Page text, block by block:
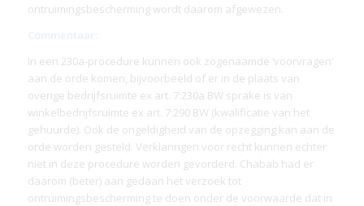
ontruimingsbescherming wordt daarom afgewezen.
Commentaar:
In een 230a-procedure kunnen ook zogenaamde ‘voorvragen’
aan de orde komen, bijvoorbeeld of er in de plaats van
overige bedrijfsruimte ex art. 7:230a BW sprake is van
winkelbedrijfsruimte ex art. 7:290 BW (kwalificatie van het
gehuurde). Ook de ongeldigheid van de opzegging kan aan de
orde worden gesteld. Verklaringen voor recht kunnen echter
niet in deze procedure worden gevorderd. Chabab had er
daarom (beter) aan gedaan het verzoek tot
ontruimingsbescherming te doen onder de voorwaarde dat in